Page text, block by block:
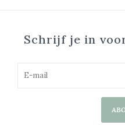
Schrijf je in